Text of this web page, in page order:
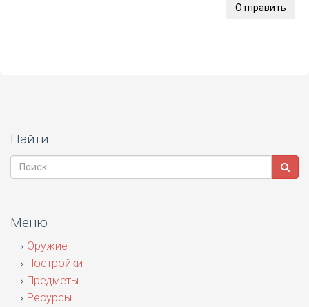
Отправить
Найти
Меню
Оружие
Постройки
Предметы
Ресурсы